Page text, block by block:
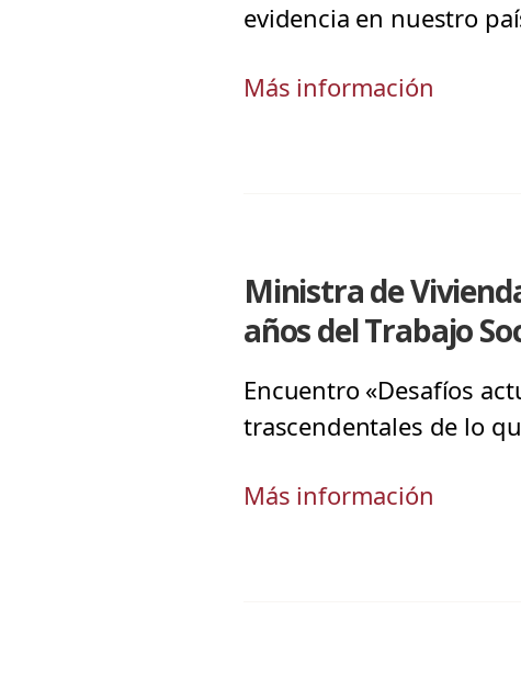
evidencia en nuestro
Más información
Ministra de
años del Trabajo
Encuentro «Desafíos
trascendentales de lo
Más información